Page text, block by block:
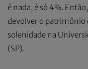
é nada, é só 4%.
devolver o patrimônio
solenidade na
(SP).